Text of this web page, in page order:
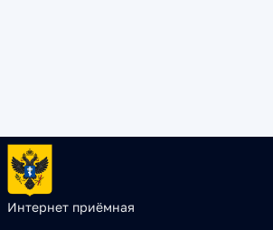
Интернет приёмная